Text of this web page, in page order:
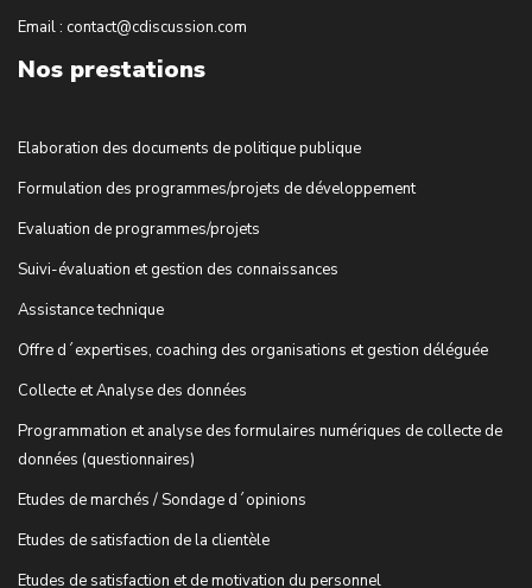
Email : contact@cdiscussion.com
Nos prestations
Elaboration des documents de politique publique
Formulation des programmes/projets de développement
Evaluation de programmes/projets
Suivi-évaluation et gestion des connaissances
Assistance technique
Offre d´expertises, coaching des organisations et gestion déléguée
Collecte et Analyse des données
Programmation et analyse des formulaires numériques de collecte de
données (questionnaires)
Etudes de marchés / Sondage d´opinions
Etudes de satisfaction de la clientèle
Etudes de satisfaction et de motivation du personnel